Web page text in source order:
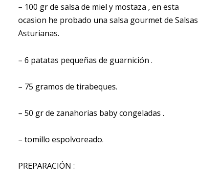
– 100 gr de salsa de miel y mostaza , en esta
ocasion he probado una salsa gourmet de Salsas
Asturianas.
– 6 patatas pequeñas de guarnición .
– 75 gramos de tirabeques.
– 50 gr de zanahorias baby congeladas .
– tomillo espolvoreado.
PREPARACIÓN :